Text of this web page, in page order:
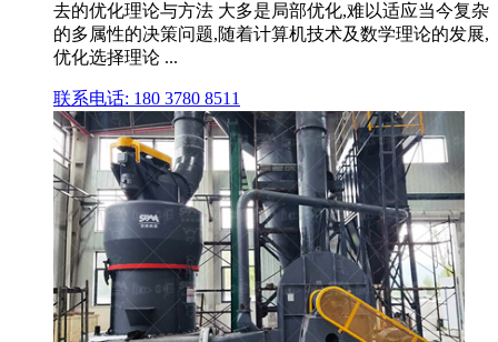
去的优化理论与方法 大多是局部优化,难以适应当今复杂
的多属性的决策问题,随着计算机技术及数学理论的发展,
优化选择理论 ...
联系电话: 180 3780 8511